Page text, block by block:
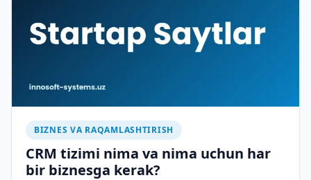
BIZNES VA RAQAMLASHTIRISH
CRM tizimi nima va nima uchun har
bir biznesga kerak?